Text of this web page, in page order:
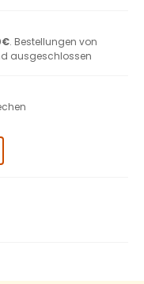
. Bestellungen von
ausgeschlossen